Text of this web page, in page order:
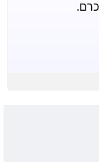
כרם.